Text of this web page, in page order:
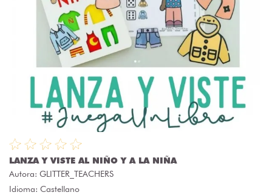
LANZA Y VISTE AL NIÑO Y A LA NIÑA
Autora: GLITTER_TEACHERS
Idioma: Castellano